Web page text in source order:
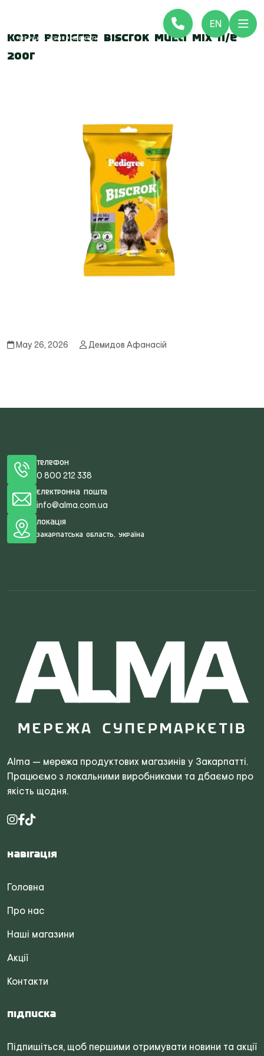
EN
Корм Pedigree Biscrok Multi Mix п/е
200г
May 26, 2026 Демидов Афанасій
Телефон
0 800 212 338
Електронна пошта
info@alma.com.ua
Локація
Закарпатська область, Україна
Alma — мережа продуктових магазинів у Закарпатті.
Працюємо з локальними виробниками та дбаємо про
якість щодня.
Навігація
Головна
Про нас
Наші магазини
Акції
Контакти
Підписка
Підпишіться, щоб першими отримувати новини та акції